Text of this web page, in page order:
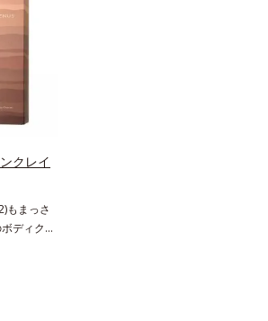
クレイ
もまっさ
ディクレ
スキンケ
フレグラ
よる共同